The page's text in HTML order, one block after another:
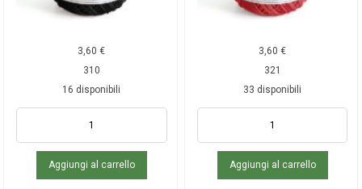
3,60€
310
16 disponibili
Aggiungi al carrello
3,60€
321
33 disponibili
Aggiungi al carrello